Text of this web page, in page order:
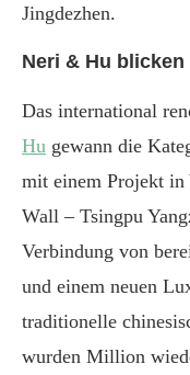
Jingdezhen.
Neri & Hu
Das international
Hu gewann die
mit einem Projekt in
Wall – Tsingpu
Verbindung von
und einem neuen
traditionelle
wurden Million